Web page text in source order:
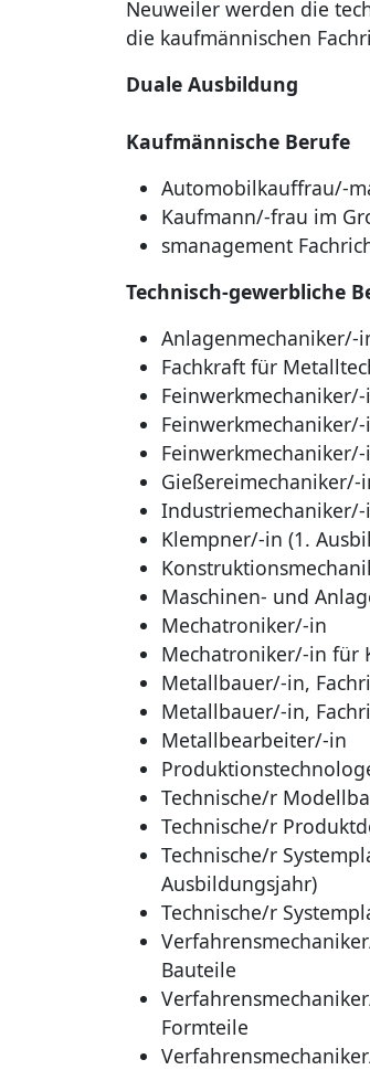
Neuweiler werden die
die kaufmännischen
Duale Ausbildung
Kaufmännische Berufe
Automobilkauffrau/-
Kaufmann/-frau im
smanagement
Technisch-gewerbliche
Anlagenmechaniker/-
Fachkraft für
Gießereimechaniker/-
Klempner/-in (1.
Maschinen- und
Mechatroniker/-in
Mechatroniker/-in für
Metallbauer/-in,
Metallbauer/-in,
Metallbearbeiter/-in
Technische/r
Technische/r
Technische/r
Ausbildungsjahr)
Technische/r
Bauteile
Formteile